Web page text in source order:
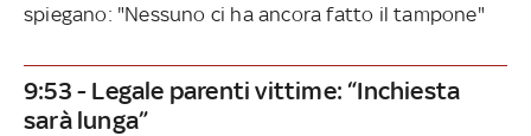
spiegano: "Nessuno ci ha ancora fatto il tampone"
9:53 - Legale parenti vittime: “Inchiesta
sarà lunga”